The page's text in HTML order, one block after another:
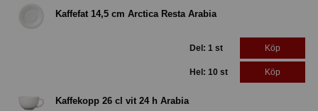
Kaffefat 14,5 cm Arctica Resta Arabia
Del: 1 st Köp
Hel: 10 st Köp
Kaffekopp 26 cl vit 24 h Arabia